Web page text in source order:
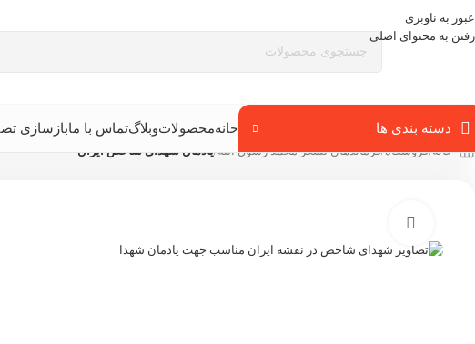
عبور به ناوبری
رفتن به محتوای اصلی
دسته بندی ها خانهمحصولاتوبلاگتماس با مابازسازی
خانه/فروشگاه/فرماندهان لشگر محمد رسول الله /یادمان شهدای شاخص ایران